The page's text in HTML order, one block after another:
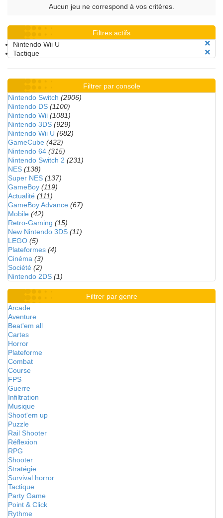
Aucun jeu ne correspond à vos critères.
Filtres actifs
Nintendo Wii U
Tactique
Filtrer par console
Nintendo Switch (2906)
Nintendo DS (1100)
Nintendo Wii (1081)
Nintendo 3DS (929)
Nintendo Wii U (682)
GameCube (422)
Nintendo 64 (315)
Nintendo Switch 2 (231)
NES (138)
Super NES (137)
GameBoy (119)
Actualité (111)
GameBoy Advance (67)
Mobile (42)
Retro-Gaming (15)
New Nintendo 3DS (11)
LEGO (5)
Plateformes (4)
Cinéma (3)
Société (2)
Nintendo 2DS (1)
Filtrer par genre
Arcade
Aventure
Beat'em all
Cartes
Horror
Plateforme
Combat
Course
FPS
Guerre
Infiltration
Musique
Shoot'em up
Puzzle
Rail Shooter
Réflexion
RPG
Shooter
Stratégie
Survival horror
Tactique
Party Game
Point & Click
Rythme